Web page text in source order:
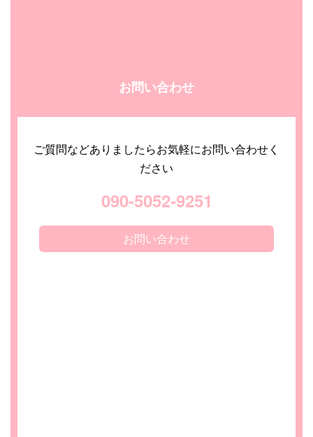
お問い合わせ
ご質問などありましたらお気軽にお問い合わせく
ださい
090-5052-9251
お問い合わせ